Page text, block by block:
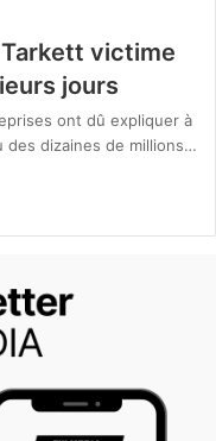
victime
jours
ont dû expliquer à
des dizaines de millions…